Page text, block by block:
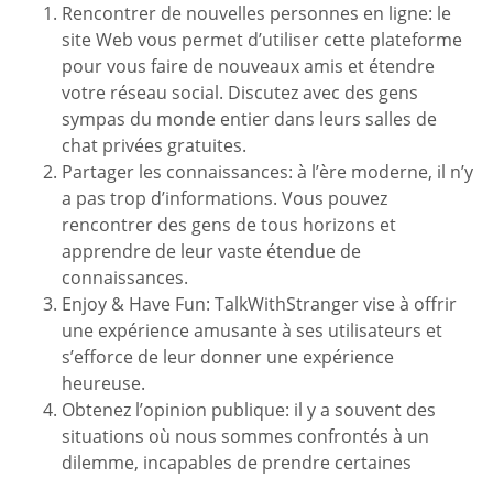
Rencontrer de nouvelles personnes en ligne: le
site Web vous permet d’utiliser cette plateforme
pour vous faire de nouveaux amis et étendre
votre réseau social. Discutez avec des gens
sympas du monde entier dans leurs salles de
chat privées gratuites.
Partager les connaissances: à l’ère moderne, il n’y
a pas trop d’informations. Vous pouvez
rencontrer des gens de tous horizons et
apprendre de leur vaste étendue de
connaissances.
Enjoy & Have Fun: TalkWithStranger vise à offrir
une expérience amusante à ses utilisateurs et
s’efforce de leur donner une expérience
heureuse.
Obtenez l’opinion publique: il y a souvent des
situations où nous sommes confrontés à un
dilemme, incapables de prendre certaines